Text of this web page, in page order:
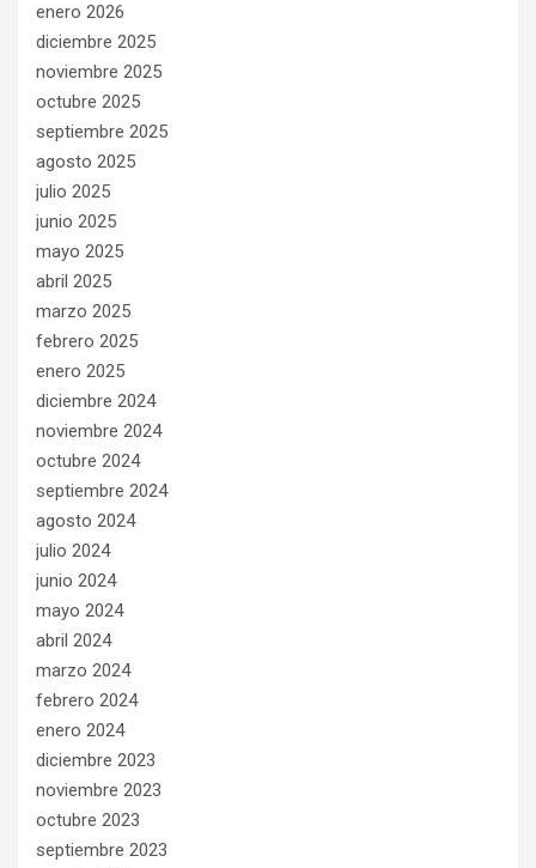
enero 2026
diciembre 2025
noviembre 2025
octubre 2025
septiembre 2025
agosto 2025
julio 2025
junio 2025
mayo 2025
abril 2025
marzo 2025
febrero 2025
enero 2025
diciembre 2024
noviembre 2024
octubre 2024
septiembre 2024
agosto 2024
julio 2024
junio 2024
mayo 2024
abril 2024
marzo 2024
febrero 2024
enero 2024
diciembre 2023
noviembre 2023
octubre 2023
septiembre 2023